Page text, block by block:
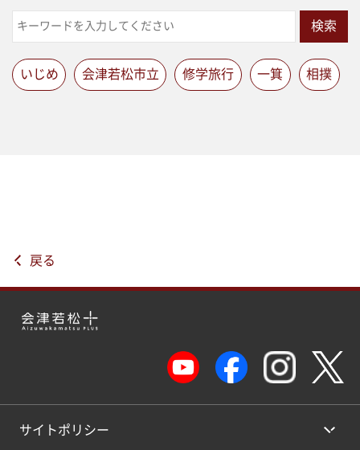
検索
いじめ 会津若松市立 修学旅行 一箕 相撲
戻る
サイトポリシー